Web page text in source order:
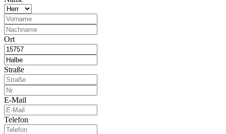
Ort
Straße
E-Mail
Telefon